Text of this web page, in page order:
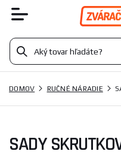
DOMOV RUČNÉ NÁRADIE
SADY